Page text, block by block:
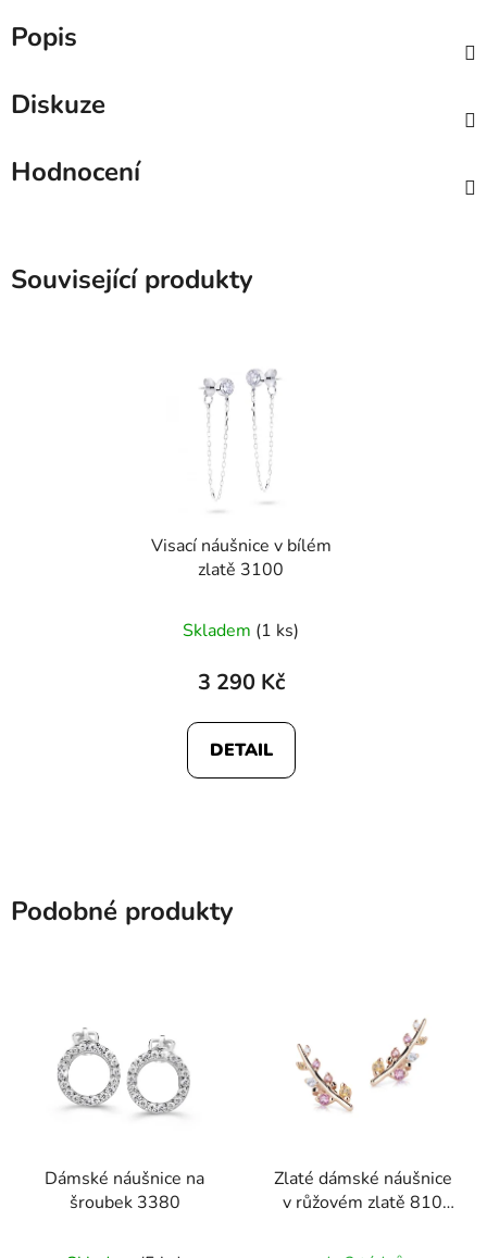
Popis
Diskuze
Hodnocení
Související produkty
Visací náušnice v bílém
zlatě 3100
Skladem (1 ks)
3 290 Kč
DETAIL
Podobné produkty
Dámské náušnice na
šroubek 3380
Zlaté dámské náušnice
v růžovém zlatě 810